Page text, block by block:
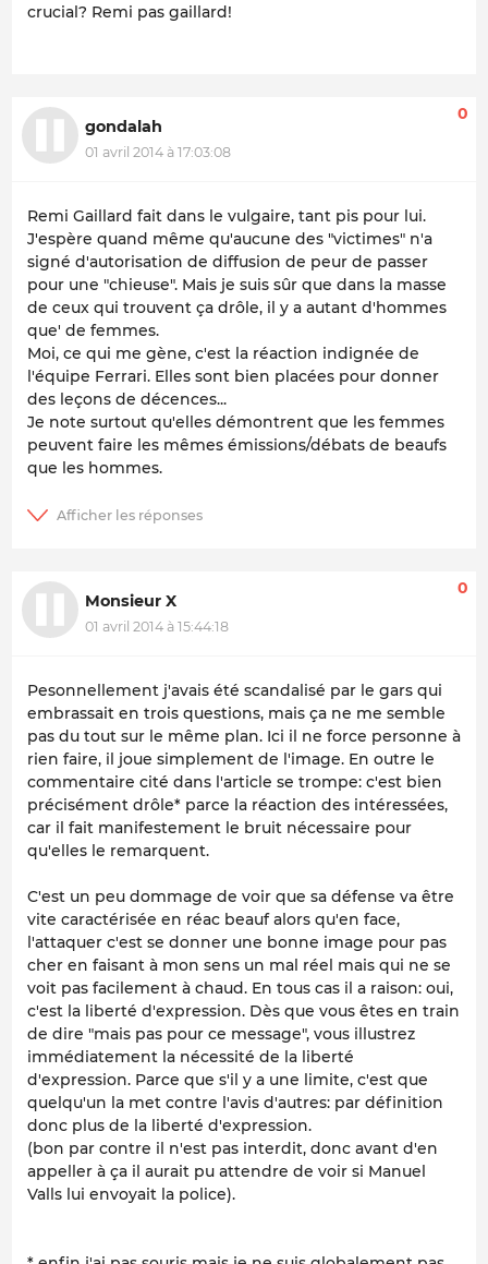
crucial? Remi pas gaillard!
gondalah
01 avril 2014 à 17:03:08
0
Remi Gaillard fait dans le vulgaire, tant pis pour lui.
J'espère quand même qu'aucune des "victimes" n'a
signé d'autorisation de diffusion de peur de passer
pour une "chieuse". Mais je suis sûr que dans la masse
de ceux qui trouvent ça drôle, il y a autant d'hommes
que' de femmes.
Moi, ce qui me gène, c'est la réaction indignée de
l'équipe Ferrari. Elles sont bien placées pour donner
des leçons de décences...
Je note surtout qu'elles démontrent que les femmes
peuvent faire les mêmes émissions/débats de beaufs
que les hommes.
Monsieur X
01 avril 2014 à 15:44:18
0
Pesonnellement j'avais été scandalisé par le gars qui
embrassait en trois questions, mais ça ne me semble
pas du tout sur le même plan. Ici il ne force personne à
rien faire, il joue simplement de l'image. En outre le
commentaire cité dans l'article se trompe: c'est bien
précisément drôle* parce la réaction des intéressées,
car il fait manifestement le bruit nécessaire pour
qu'elles le remarquent.
C'est un peu dommage de voir que sa défense va être
vite caractérisée en réac beauf alors qu'en face,
l'attaquer c'est se donner une bonne image pour pas
cher en faisant à mon sens un mal réel mais qui ne se
voit pas facilement à chaud. En tous cas il a raison: oui,
c'est la liberté d'expression. Dès que vous êtes en train
de dire "mais pas pour ce message", vous illustrez
immédiatement la nécessité de la liberté
d'expression. Parce que s'il y a une limite, c'est que
quelqu'un la met contre l'avis d'autres: par définition
donc plus de la liberté d'expression.
(bon par contre il n'est pas interdit, donc avant d'en
appeller à ça il aurait pu attendre de voir si Manuel
Valls lui envoyait la police).